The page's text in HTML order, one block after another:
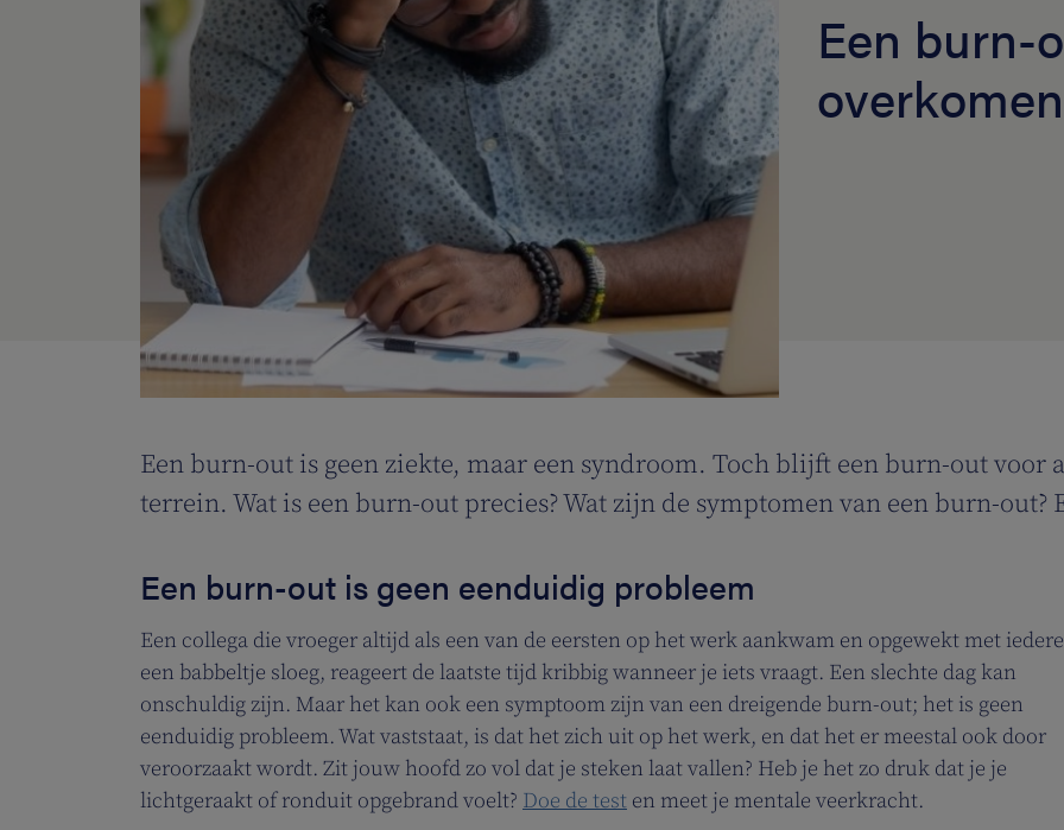
Een burn-
overkomen
Een burn-out is geen ziekte, maar een syndroom. Toch blijft een burn-out voor
terrein. Wat is een burn-out precies? Wat zijn de symptomen van een burn-out?
Een burn-out is geen eenduidig probleem
Een collega die vroeger altijd als een van de eersten op het werk aankwam en opgewekt met
een babbeltje sloeg, reageert de laatste tijd kribbig wanneer je iets vraagt. Een slechte dag kan
onschuldig zijn. Maar het kan ook een symptoom zijn van een dreigende burn-out; het is geen
eenduidig probleem. Wat vaststaat, is dat het zich uit op het werk, en dat het er meestal ook door
veroorzaakt wordt. Zit jouw hoofd zo vol dat je steken laat vallen? Heb je het zo druk dat je je
lichtgeraakt of ronduit opgebrand voelt? Doe de test en meet je mentale veerkracht.